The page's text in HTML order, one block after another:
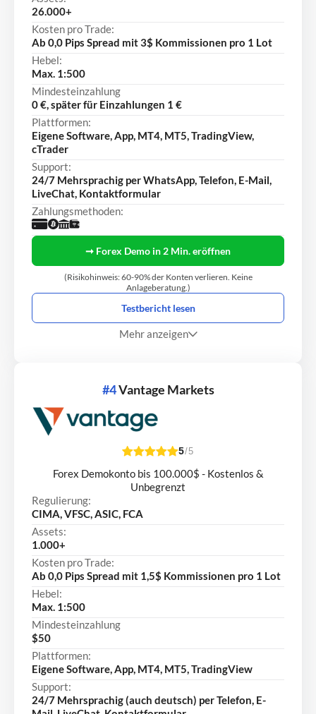
26.000+
Kosten pro Trade:
Ab 0,0 Pips Spread mit 3$ Kommissionen pro 1 Lot
Hebel:
Max. 1:500
Mindesteinzahlung
0 €, später für Einzahlungen 1 €
Plattformen:
Eigene Software, App, MT4, MT5, TradingView,
cTrader
Support:
24/7 Mehrsprachig per WhatsApp, Telefon, E-Mail,
LiveChat, Kontaktformular
Zahlungsmethoden:
➞ Forex Demo in 2 Min. eröffnen
(Risikohinweis: 60-90% der Konten verlieren. Keine
Anlageberatung.)
Testbericht lesen
Mehr anzeigen
#4Vantage Markets
5/5
Forex Demokonto bis 100.000$ - Kostenlos &
Unbegrenzt
Regulierung:
CIMA, VFSC, ASIC, FCA
Assets:
1.000+
Kosten pro Trade:
Ab 0,0 Pips Spread mit 1,5$ Kommissionen pro 1 Lot
Hebel:
Max. 1:500
Mindesteinzahlung
$50
Plattformen:
Eigene Software, App, MT4, MT5, TradingView
Support:
24/7 Mehrsprachig (auch deutsch) per Telefon, E-